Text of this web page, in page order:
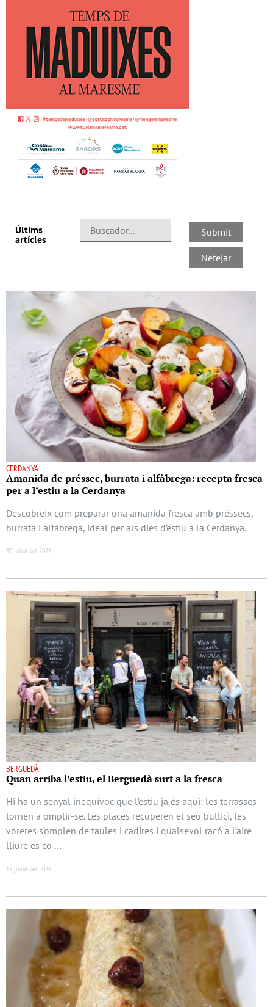
Últims
artícles
CERDANYA
Amanida de préssec, burrata i alfàbrega: recepta fresca
per a l’estiu a la Cerdanya
Descobreix com preparar una amanida fresca amb préssecs,
burrata i alfàbrega, ideal per als dies d’estiu a la Cerdanya.
30 juliol del 2026
BERGUEDÀ
Quan arriba l’estiu, el Berguedà surt a la fresca
Hi ha un senyal inequívoc que l’estiu ja és aquí: les terrasses
tornen a omplir-se. Les places recuperen el seu bullici, les
voreres s’omplen de taules i cadires i qualsevol racó a l’aire
lliure es co …
15 juliol del 2026